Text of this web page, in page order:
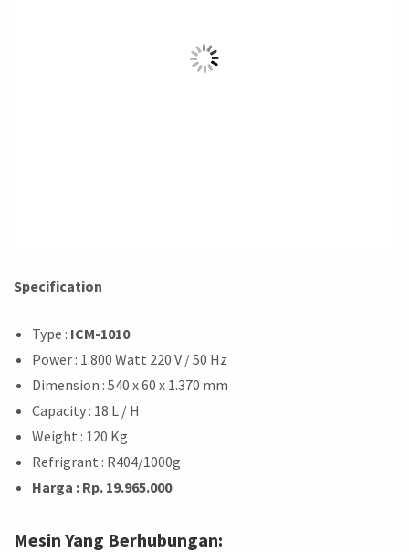
Specification
Type : ICM-1010
Power : 1.800 Watt 220 V / 50 Hz
Dimension : 540 x 60 x 1.370 mm
Capacity : 18 L / H
Weight : 120 Kg
Refrigrant : R404/1000g
Harga : Rp. 19.965.000
Mesin Yang Berhubungan: